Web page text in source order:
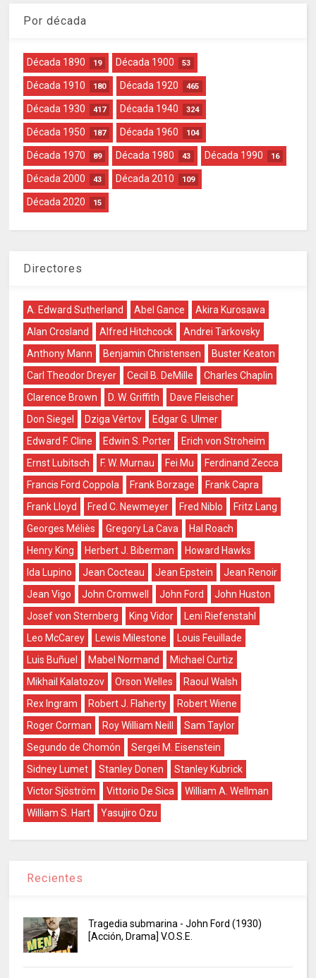
Por década
Década 1890 19 Década 1900 53
Década 1910 180 Década 1920 465
Década 1930 417 Década 1940 324
Década 1950 187 Década 1960 104
Década 1970 89 Década 1980 43 Década 1990 16
Década 2000 43 Década 2010 109
Década 2020 15
Directores
A. Edward Sutherland Abel Gance
Akira Kurosawa
Alan Crosland
Alfred Hitchcock
Andrei Tarkovsky
Anthony Mann
Benjamin Christensen
Buster Keaton
Carl Theodor Dreyer
Cecil B. DeMille
Charles Chaplin
Clarence Brown
D. W. Griffith
Dave Fleischer
Don Siegel
Dziga Vértov
Edgar G. Ulmer
Edward F. Cline
Edwin S. Porter
Erich von Stroheim
Ernst Lubitsch
F. W. Murnau Fei Mu
Ferdinand Zecca
Francis Ford Coppola
Frank Borzage
Frank Capra
Frank Lloyd
Fred C. Newmeyer Fred Niblo
Fritz Lang
Georges Méliès
Gregory La Cava
Hal Roach
Henry King
Herbert J. Biberman
Howard Hawks
Ida Lupino
Jean Cocteau Jean Epstein
Jean Renoir
Jean Vigo
John Cromwell John Ford
John Huston
Josef von Sternberg
King Vidor
Leni Riefenstahl
Leo McCarey
Lewis Milestone
Louis Feuillade
Luis Buñuel
Mabel Normand
Michael Curtiz
Mikhail Kalatozov
Orson Welles
Raoul Walsh
Rex Ingram
Robert J. Flaherty
Robert Wiene
Roger Corman
Roy William Neill
Sam Taylor
Segundo de Chomón
Sergei M. Eisenstein
Sidney Lumet
Stanley Donen
Stanley Kubrick
Victor Sjöström
Vittorio De Sica
William A. Wellman
William S. Hart
Yasujiro Ozu
Recientes
Tragedia submarina - John Ford (1930)
[Acción, Drama] V.O.S.E.